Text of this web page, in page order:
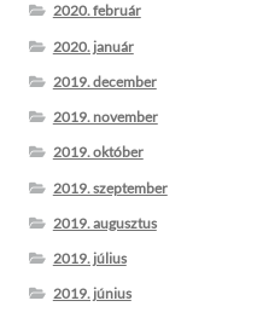
2020. február
2020. január
2019. december
2019. november
2019. október
2019. szeptember
2019. augusztus
2019. július
2019. június